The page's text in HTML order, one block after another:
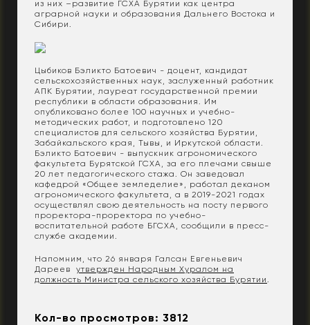
из них –развитие ГСХА Бурятии как центра
аграрной науки и образования Дальнего Востока и
Сибири.
Цыбиков Бэликто Батоевич - доцент, кандидат
сельскохозяйственных наук, заслуженный работник
АПК Бурятии, лауреат государственной премии
республики в области образования. Им
опубликовано более 100 научных и учебно-
методических работ, и подготовлено 120
специалистов для сельского хозяйства Бурятии,
Забайкальского края, Тывы, и Иркутской области.
Бэликто Батоевич - выпускник агрономического
факультета Бурятской ГСХА, за его плечами свыше
20 лет педагогического стажа. Он заведовал
кафедрой «Общее земледелие», работал деканом
агрономического факультета, а в 2019-2021 годах
осуществлял свою деятельность на посту первого
проректора-проректора по учебно-
воспитательной работе БГСХА, сообщили в пресс-
службе академии.
Напомним, что 26 января Галсан Евгеньевич
Дареев утвержден Народным Хуралом на
должность Министра сельского хозяйства Бурятии.
Кол-во просмотров: 3812